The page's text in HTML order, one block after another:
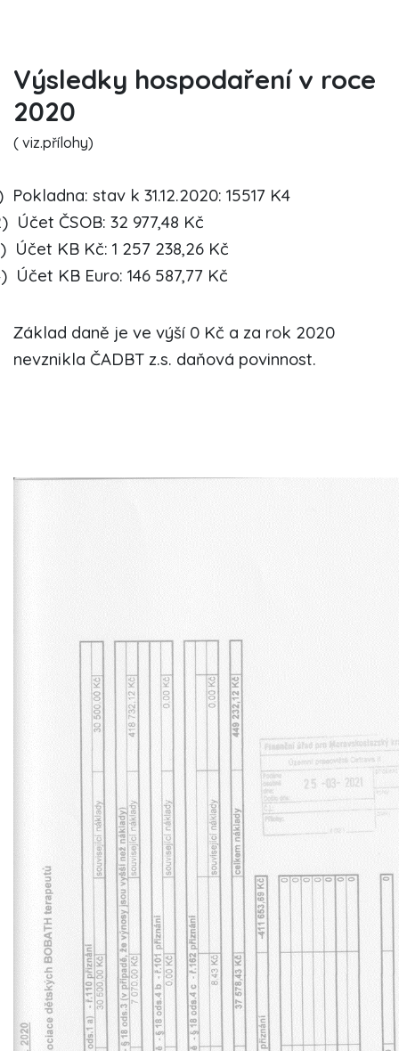
Výsledky hospodaření v roce
2020
( viz.přílohy)
Pokladna: stav k 31.12.2020: 15517 K4
Účet ČSOB: 32 977,48 Kč
Účet KB Kč: 1 257 238,26 Kč
Účet KB Euro: 146 587,77 Kč
Základ daně je ve výší 0 Kč a za rok 2020
nevznikla ČADBT z.s. daňová povinnost.